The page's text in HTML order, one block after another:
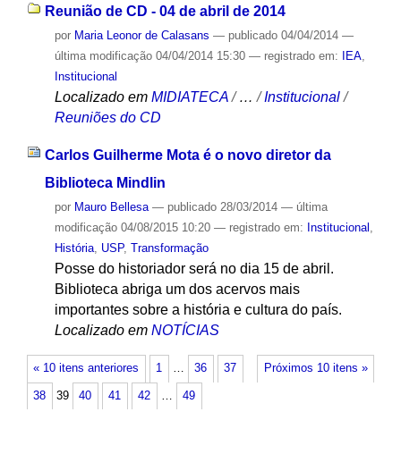
Reunião de CD - 04 de abril de 2014
por Maria Leonor de Calasans — publicado04/04/2014 —
última modificação04/04/2014 15:30 — registrado em: IEA,
Institucional
Localizado em MIDIATECA /…/Institucional /
Reuniões do CD
Carlos Guilherme Mota é o novo diretor da
Biblioteca Mindlin
por Mauro Bellesa — publicado28/03/2014 — última
modificação04/08/2015 10:20 — registrado em: Institucional ,
História, USP, Transformação
Posse do historiador será no dia 15 de abril.
Biblioteca abriga um dos acervos mais
importantes sobre a história e cultura do país.
Localizado em NOTÍCIAS
« 10 itens anteriores Próximos 10 itens »
1 … 36 37
38 39 40 41 42 … 49